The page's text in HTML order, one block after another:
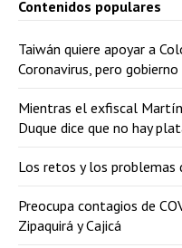
Contenidos populares
Taiwán quiere apoyar a
Coronavirus, pero
Mientras el exfiscal
Duque dice que no hay
Los retos y los problemas
Preocupa contagios de
Zipaquirá y Cajicá